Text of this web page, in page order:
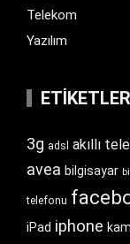
Telekom
Yazılım
ETIKETLER
3g adsl akıllı
avea bilgisayar
telefonu
iPad iphone